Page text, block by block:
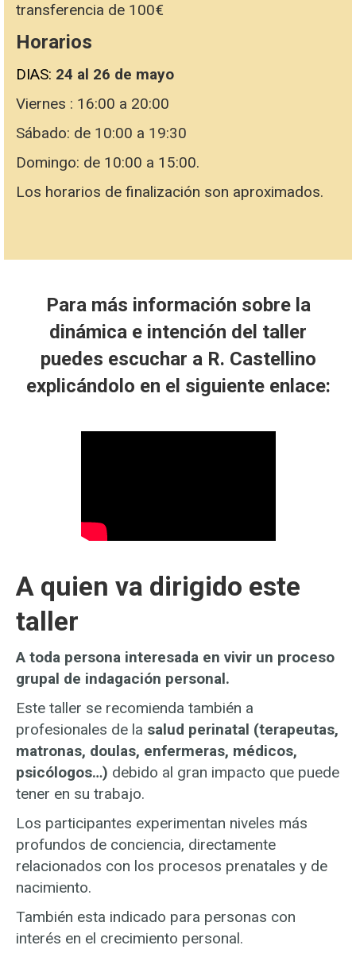
transferencia de 100€
Horarios
DIAS: 24 al 26 de mayo
Viernes : 16:00 a 20:00
Sábado: de 10:00 a 19:30
Domingo: de 10:00 a 15:00.
Los horarios de finalización son aproximados.
Para más información sobre la
dinámica e intención del taller
puedes escuchar a R. Castellino
explicándolo en el siguiente enlace:
A quien va dirigido este
taller
A toda persona interesada en vivir un proceso
grupal de indagación personal.
Este taller se recomienda también a
profesionales de la salud perinatal (terapeutas,
matronas, doulas, enfermeras, médicos,
psicólogos…) debido al gran impacto que puede
tener en su trabajo.
Los participantes experimentan niveles más
profundos de conciencia, directamente
relacionados con los procesos prenatales y de
nacimiento.
También esta indicado para personas con
interés en el crecimiento personal.